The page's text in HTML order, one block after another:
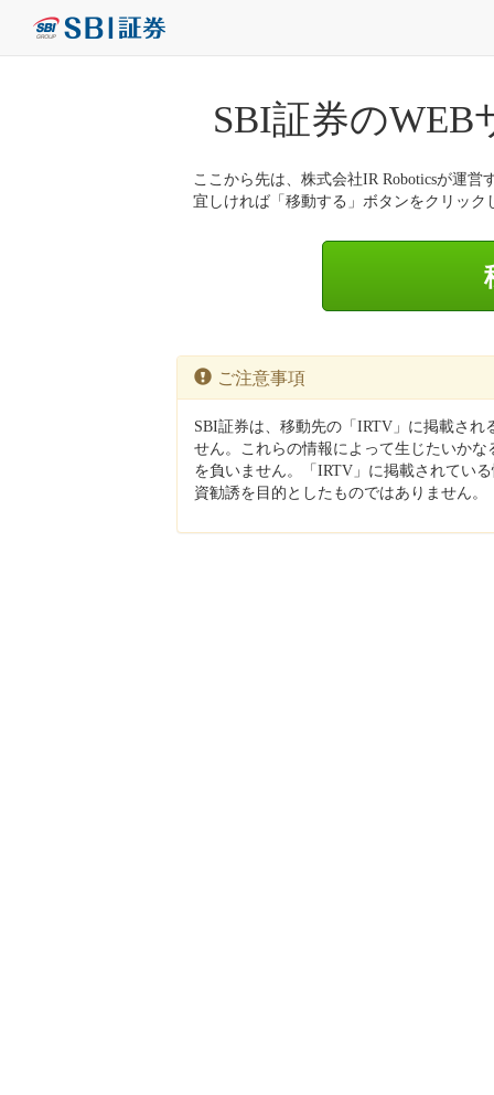
SBI証券の
ここから先は、株式会社IR Roboticsが運営
宜しければ「移動する」ボタンをクリック
ご注意事項
SBI証券は、移動先の「IRTV」に掲載さ
せん。これらの情報によって生じたいか
を負いません。「IRTV」に掲載されてい
資勧誘を目的としたものではありません。